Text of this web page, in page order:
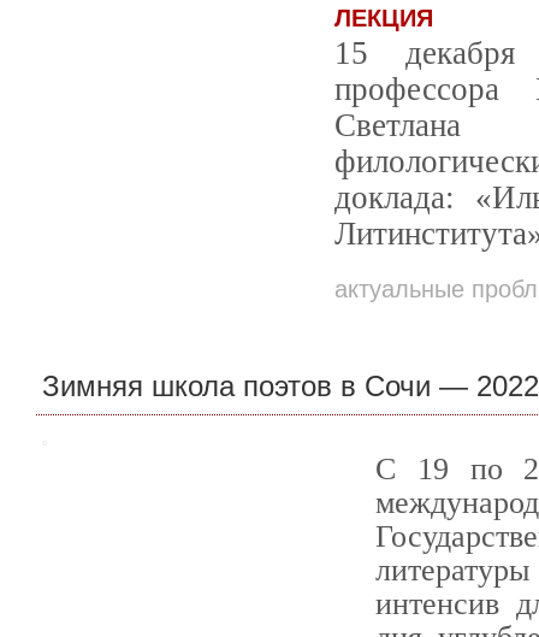
ЛЕКЦИЯ
15
Светлана
доклада:
актуальные
Зимняя школа поэтов в Сочи — 2022
С 19 по
интенсив